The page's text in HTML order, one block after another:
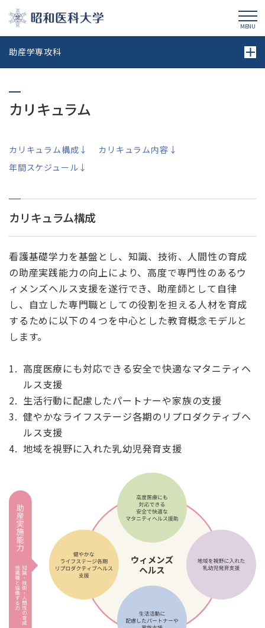
MENU
助産学専攻科
カリキュラム
カリキュラム構成↓
カリキュラム内容↓
年間スケジュール↓
カリキュラム構成
看護基礎学力を基盤とし、知識、技術、人間性の育成
の助産実践能力の向上により、高度で専門性のあるウ
ィメンズヘルス支援を遂行でき、助産師として自律
し、自立した専門職としての役割を担える人材を育成
するために以下の４つを中心とした教育概念モデルと
します。
高度医療にも対応できる安全で快適なマタニティヘ
ルス支援
生活行動に配慮したパートナーや家族の支援
健やかなライフステージ各期のリプロダクティブヘ
ルス支援
地域を視野に入れた乳幼児発育支援